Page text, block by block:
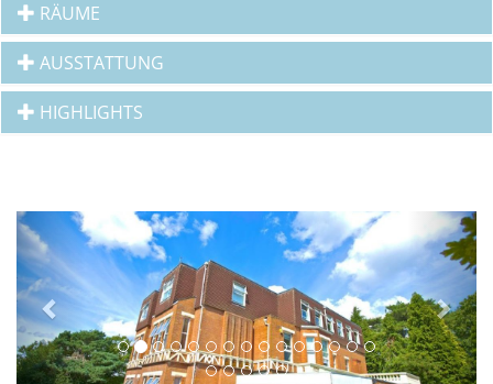
RÄUME
AUSSTATTUNG
HIGHLIGHTS
Previous Next